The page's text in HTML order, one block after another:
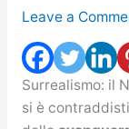
Leave a
Surrealismo: il
si è